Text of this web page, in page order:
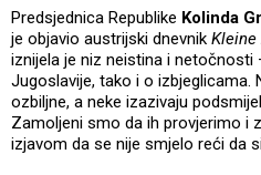
Predsjednica Republike Kolinda
je objavio austrijski dnevnik Kleine
iznijela je niz neistina i
Jugoslavije, tako i o izbjeglicama.
ozbiljne, a neke izazivaju
Zamoljeni smo da ih provjerimo i
izjavom da se nije smjelo reći da